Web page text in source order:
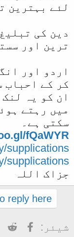
لئے بہترین
دین کی
ترین اور
اردو اور
کر کے احباب
ان کو یہ
میں رہتے
سکتی ہے۔
fQaWYR
supplications
supplications
جزاک اللہ
reply here.
شیئر: